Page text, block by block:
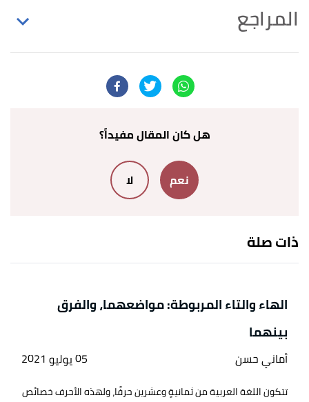
المراجع
عبد السلام هارون،قواعد الإملاء
↑الدكتور فهمي النجار،قواعد الإملاء في عشرة دروس
↑الدكتور فهمي النجار،قواعد الإملاء في عشرة دروس
سهلة
هل كان المقال مفيداً؟
نعم لا
ذات صلة
الهاء والتاء المربوطة: مواضعهما، والفرق
بينهما
أماني حسن 05 يوليو 2021
تتكون اللغة العربية من ثمانيةٍ وعشرين حرفًا، ولهذه الأحرف خصائص